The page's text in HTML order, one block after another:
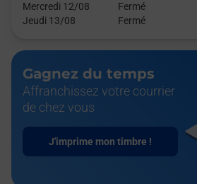
Mercredi 12/08
Fermé
Jeudi 13/08
Fermé
Gagnez du temps
Affranchissez votre courrier
de chez vous
J'imprime mon timbre !